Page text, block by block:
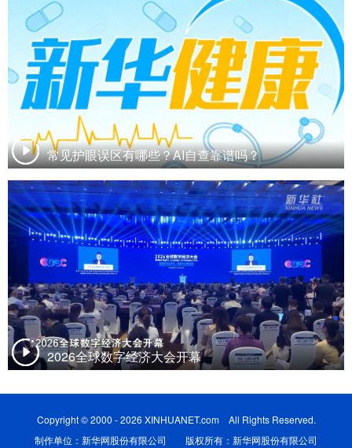
常见护眼误区有哪些？AI自查靠谱吗？
2026全球数字经济大会开幕
Copyright © 2000 - 2026 XINHUANET.com All Rights Reserved.
制作单位：新华网股份有限公司 版权所有：新华网股份有限公司